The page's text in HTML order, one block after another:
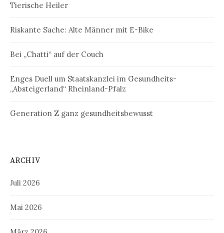
Tierische Heiler
Riskante Sache: Alte Männer mit E-Bike
Bei „Chatti“ auf der Couch
Enges Duell um Staatskanzlei im Gesundheits-
„Absteigerland“ Rheinland-Pfalz
Generation Z ganz gesundheitsbewusst
ARCHIV
Juli 2026
Mai 2026